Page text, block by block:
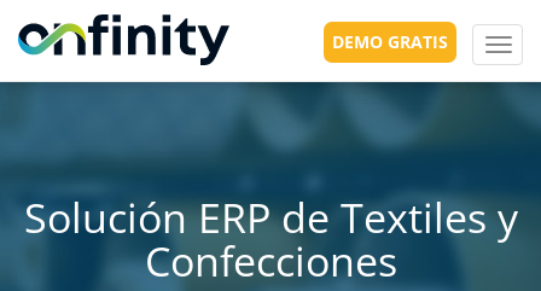
DEMO GRATIS
Solución ERP de Textiles y
Confecciones